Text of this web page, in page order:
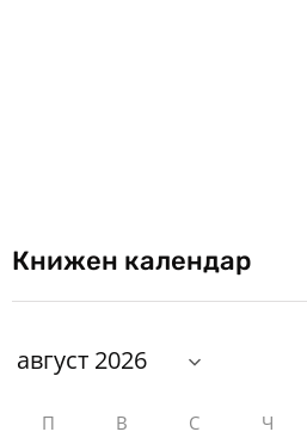
Книжен календар
П В С Ч